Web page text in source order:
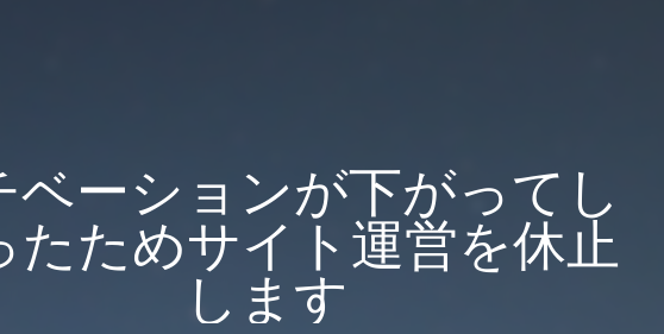
ベーションが下がってし
たためサイト運営を休止
します